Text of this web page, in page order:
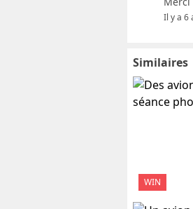
Il y a 6
Similaires
WIN